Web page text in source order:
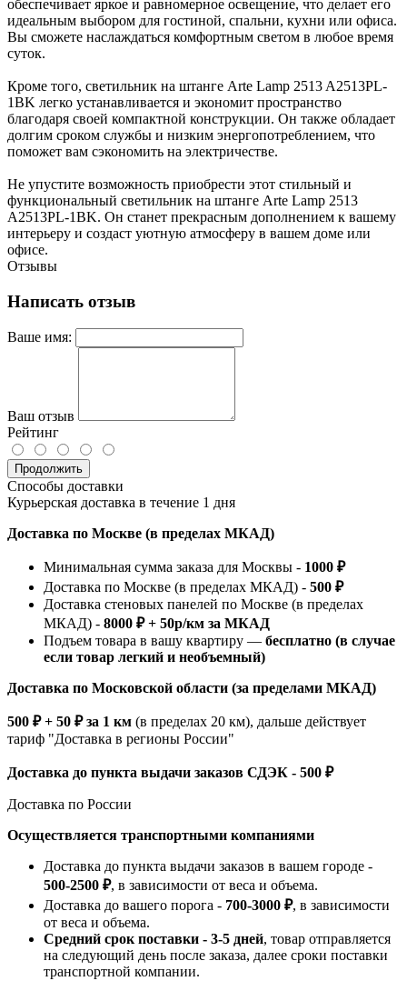
обеспечивает яркое и равномерное освещение, что делает его
идеальным выбором для гостиной, спальни, кухни или офиса.
Вы сможете наслаждаться комфортным светом в любое время
суток.
Кроме того, светильник на штанге Arte Lamp 2513 A2513PL-
1BK легко устанавливается и экономит пространство
благодаря своей компактной конструкции. Он также обладает
долгим сроком службы и низким энергопотреблением, что
поможет вам сэкономить на электричестве.
Не упустите возможность приобрести этот стильный и
функциональный светильник на штанге Arte Lamp 2513
A2513PL-1BK. Он станет прекрасным дополнением к вашему
интерьеру и создаст уютную атмосферу в вашем доме или
офисе.
Отзывы
Написать отзыв
Ваше имя:
Ваш отзыв
Рейтинг
Продолжить
Способы доставки
Курьерская доставка в течение 1 дня
Доставка по Москве (в пределах МКАД)
Минимальная сумма заказа для Москвы - 1000 ₽
Доставка по Москве (в пределах МКАД) - 500 ₽
Доставка стеновых панелей по Москве (в пределах
МКАД) - 8000 ₽ + 50р/км за МКАД
Подъем товара в вашу квартиру — бесплатно (в случае
если товар легкий и необъемный)
Доставка по Московской области (за пределами МКАД)
500 ₽ + 50 ₽ за 1 км (в пределах 20 км), дальше действует
тариф "Доставка в регионы России"
Доставка до пункта выдачи заказов СДЭК - 500 ₽
Доставка по России
Осуществляется транспортными компаниями
Доставка до пункта выдачи заказов в вашем городе -
500-2500 ₽, в зависимости от веса и объема.
Доставка до вашего порога - 700-3000 ₽, в зависимости
от веса и объема.
Средний срок поставки - 3-5 дней, товар отправляется
на следующий день после заказа, далее сроки поставки
транспортной компании.